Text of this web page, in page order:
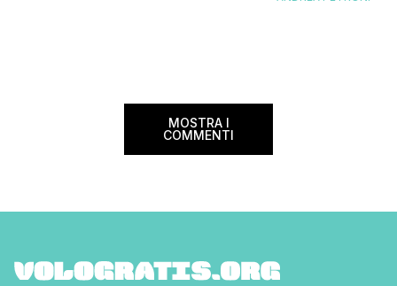
MOSTRA I
COMMENTI